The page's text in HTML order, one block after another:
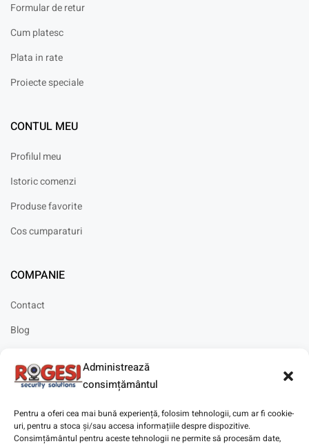
Administrează
consimțământul
Pentru a oferi cea mai bună experiență, folosim tehnologii, cum ar fi cookie-
uri, pentru a stoca și/sau accesa informațiile despre dispozitive.
Consimțământul pentru aceste tehnologii ne permite să procesăm date,
Formular de retur
Cum platesc
Plata in rate
Proiecte speciale
CONTUL MEU
Profilul meu
Istoric comenzi
Produse favorite
Cos cumparaturi
COMPANIE
Contact
Blog
Solicitare instalare